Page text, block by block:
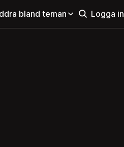
bland teman Logga in